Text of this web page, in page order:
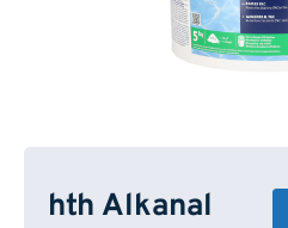
hth Alkanal